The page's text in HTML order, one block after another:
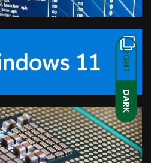
LIGHT
DARK